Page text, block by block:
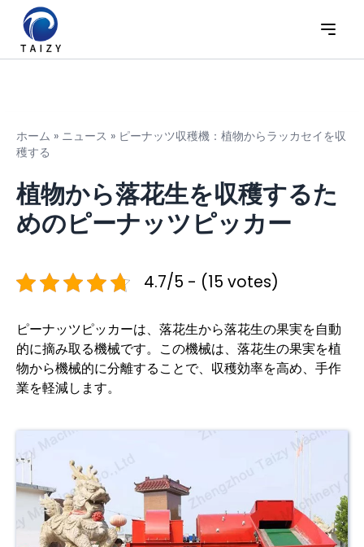
ホーム » ニュース » ピーナッツ収穫機：植物からラッカセイを収
穫する
植物から落花生を収穫するた
めのピーナッツピッカー
4.7/5 - (15 votes)
ピーナッツピッカーは、落花生から落花生の果実を自動
的に摘み取る機械です。この機械は、落花生の果実を植
物から機械的に分離することで、収穫効率を高め、手作
業を軽減します。